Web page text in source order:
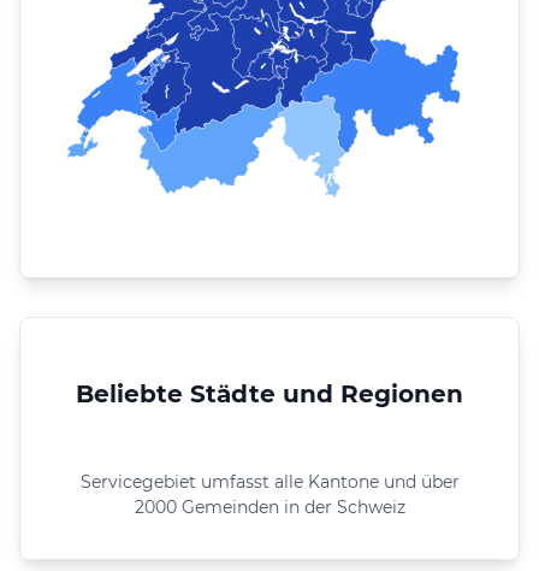
Beliebte Städte und Regionen
Servicegebiet umfasst alle Kantone und über
2000 Gemeinden in der Schweiz